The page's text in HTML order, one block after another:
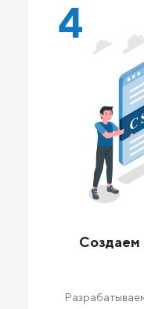
4
Создаем